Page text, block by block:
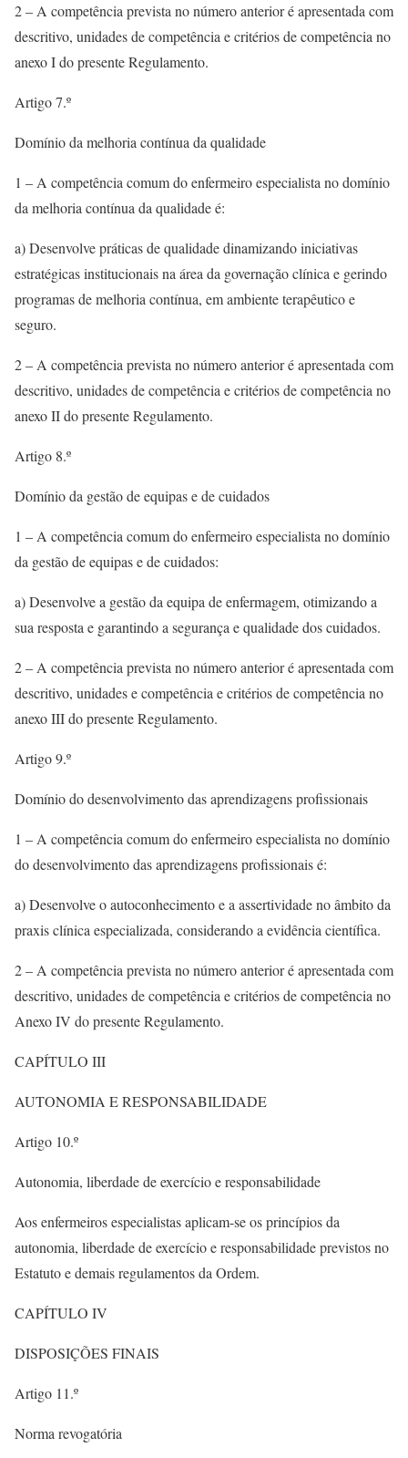
2 – A competência prevista no número anterior é apresentada com
descritivo, unidades de competência e critérios de competência no
anexo I do presente Regulamento.
Artigo 7.º
Domínio da melhoria contínua da qualidade
1 – A competência comum do enfermeiro especialista no domínio
da melhoria contínua da qualidade é:
a) Desenvolve práticas de qualidade dinamizando iniciativas
estratégicas institucionais na área da governação clínica e gerindo
programas de melhoria contínua, em ambiente terapêutico e
seguro.
2 – A competência prevista no número anterior é apresentada com
descritivo, unidades de competência e critérios de competência no
anexo II do presente Regulamento.
Artigo 8.º
Domínio da gestão de equipas e de cuidados
1 – A competência comum do enfermeiro especialista no domínio
da gestão de equipas e de cuidados:
a) Desenvolve a gestão da equipa de enfermagem, otimizando a
sua resposta e garantindo a segurança e qualidade dos cuidados.
2 – A competência prevista no número anterior é apresentada com
descritivo, unidades e competência e critérios de competência no
anexo III do presente Regulamento.
Artigo 9.º
Domínio do desenvolvimento das aprendizagens profissionais
1 – A competência comum do enfermeiro especialista no domínio
do desenvolvimento das aprendizagens profissionais é:
a) Desenvolve o autoconhecimento e a assertividade no âmbito da
praxis clínica especializada, considerando a evidência científica.
2 – A competência prevista no número anterior é apresentada com
descritivo, unidades de competência e critérios de competência no
Anexo IV do presente Regulamento.
CAPÍTULO III
AUTONOMIA E RESPONSABILIDADE
Artigo 10.º
Autonomia, liberdade de exercício e responsabilidade
Aos enfermeiros especialistas aplicam-se os princípios da
autonomia, liberdade de exercício e responsabilidade previstos no
Estatuto e demais regulamentos da Ordem.
CAPÍTULO IV
DISPOSIÇÕES FINAIS
Artigo 11.º
Norma revogatória